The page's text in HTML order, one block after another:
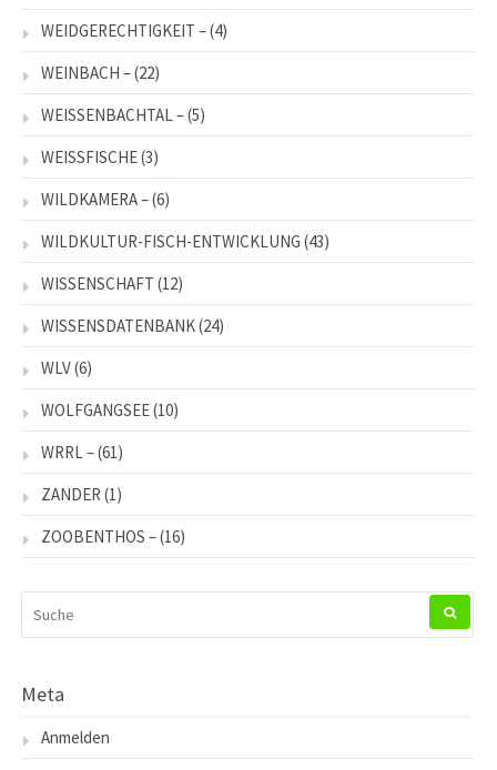
WEIDGERECHTIGKEIT –(4)
WEINBACH –(22)
WEISSENBACHTAL –(5)
WEISSFISCHE(3)
WILDKAMERA –(6)
WILDKULTUR-FISCH-ENTWICKLUNG (43)
WISSENSCHAFT (12)
WISSENSDATENBANK(24)
WLV(6)
WOLFGANGSEE(10)
WRRL –(61)
ZANDER (1)
ZOOBENTHOS –(16)
NACH:
Meta
Anmelden